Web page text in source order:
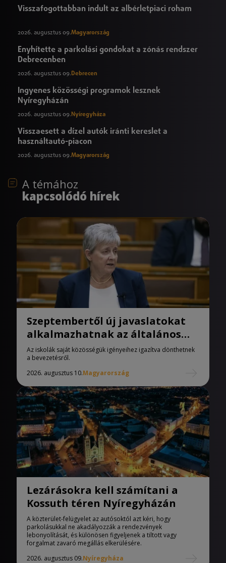
Visszafogottabban indult az albérletpiaci roham
2026. augusztus 09.Magyarország
Enyhítette a parkolási gondokat a zónás rendszer
Debrecenben
2026. augusztus 09.Debrecen
Ingyenes közösségi programok lesznek
Nyíregyházán
2026. augusztus 09. Nyíregyháza
Visszaesett a dízel autók iránti kereslet a
használtautó-piacon
2026. augusztus 09.Magyarország
A témához
kapcsolódó hírek
Szeptembertől új javaslatokat
alkalmazhatnak az általános
iskolák
Az iskolák saját közösségük igényeihez igazítva dönthetnek
a bevezetésről.
2026. augusztus 10.Magyarország
Lezárásokra kell számítani a
Kossuth téren Nyíregyházán
A közterület-felügyelet az autósoktól azt kéri, hogy
parkolásukkal ne akadályozzák a rendezvények
lebonyolítását, és különösen figyeljenek a tiltott vagy
forgalmat zavaró megállás elkerülésére.
2026. augusztus 09.Nyíregyháza